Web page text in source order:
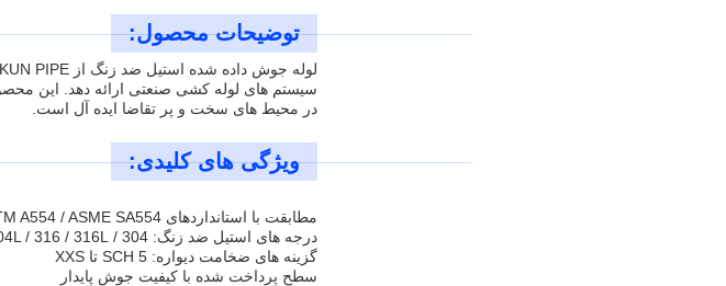
توضیحات محصول:
سیستم های لوله کشی صنعتی ارائه دهد. این
در محیط های سخت و پر تقاضا ایده آل است.
ویژگی های کلیدی:
مطابقت با استانداردهای ASTM A554 / ASME SA554
درجه های استیل ضد زنگ: 304 / 304L / 316 / 316L
گزینه های ضخامت دیواره: SCH 5 تا XXS
سطح پرداخت شده با کیفیت جوش پایدار